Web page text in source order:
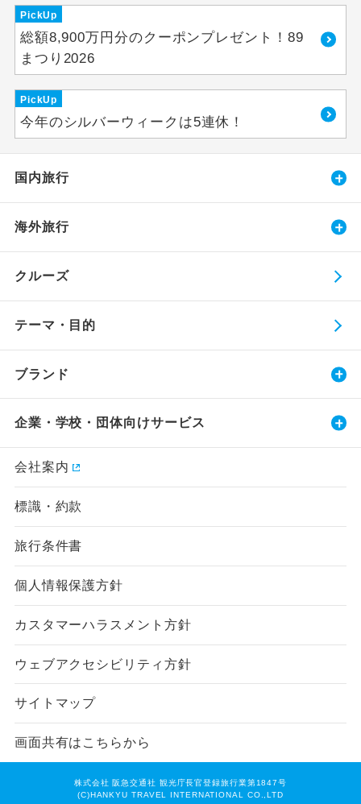
PickUp
総額8,900万円分のクーポンプレゼント！89
まつり2026
PickUp
今年のシルバーウィークは5連休！
国内旅行
海外旅行
クルーズ
テーマ・目的
ブランド
企業・学校・団体向けサービス
会社案内
標識・約款
旅行条件書
個人情報保護方針
カスタマーハラスメント方針
ウェブアクセシビリティ方針
サイトマップ
画面共有はこちらから
株式会社 阪急交通社 観光庁長官登録旅行業第1847号
(C)HANKYU TRAVEL INTERNATIONAL CO.,LTD